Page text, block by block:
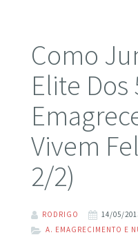
Como
Elite Dos
Vivem
2/2)
RODRIGO 14/05/
A. EMAGRECIMENTO E